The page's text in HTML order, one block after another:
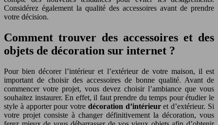
Considérez également la qualité des accessoires avant de prendre
votre décision.
Comment trouver des accessoires et des
objets de décoration sur internet ?
Pour bien décorer l’intérieur et l’extérieur de votre maison, il est
important de choisir des accessoires de bonne qualité. Avant de
commencer votre projet, vous devez choisir l’ambiance que vous
souhaitez instaurer. En effet, il faut prendre du temps pour étudier le
style à apporter pour votre décoration d’intérieuret d’extérieur. Si
votre projet consiste à changer définitivement la décoration, vous